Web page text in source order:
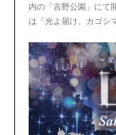
内の「吉野公園」にて
は「光よ届け、カゴシ